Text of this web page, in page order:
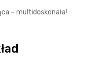
– multidoskonała!